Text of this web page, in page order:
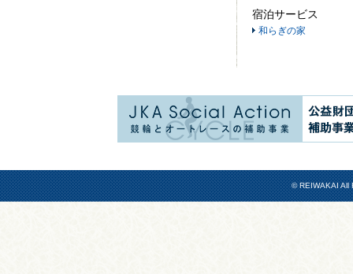
宿泊サービス
和らぎの家
© REIWAKAI All